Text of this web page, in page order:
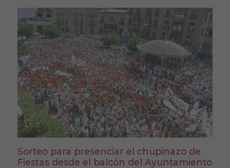
Sorteo para presenciar el chupinazo de
Fiestas desde el balcón del Ayuntamiento